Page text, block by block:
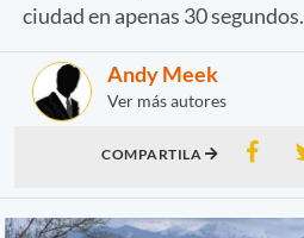
ciudad en apenas 30 segundos.
Andy Meek
Ver más autores
COMPARTILA